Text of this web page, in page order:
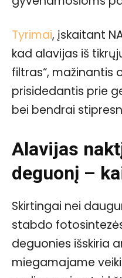
Tyrimai, įskaitant
kad alavijas iš
filtras“, mažinantis
prisidedantis prie
bei bendrai
Alavijas
deguonį –
Skirtingai nei
stabdo
deguonies išskiria
miegamajame